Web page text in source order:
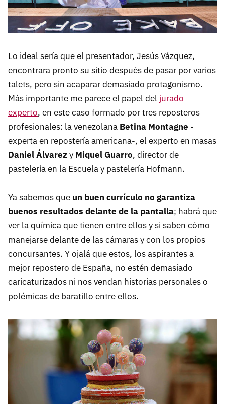
Lo ideal sería que el presentador, Jesús Vázquez,
encontrara pronto su sitio después de pasar por varios
talets, pero sin acaparar demasiado protagonismo.
Más importante me parece el papel del jurado
experto, en este caso formado por tres reposteros
profesionales: la venezolana Betina Montagne -
experta en repostería americana-, el experto en masas
Daniel Álvarezy Miquel Guarro, director de
pastelería en la Escuela y pastelería Hofmann.
Ya sabemos que un buen currículo no garantiza
buenos resultados delante de la pantalla; habrá que
ver la química que tienen entre ellos y si saben cómo
manejarse delante de las cámaras y con los propios
concursantes. Y ojalá que estos, los aspirantes a
mejor repostero de España, no estén demasiado
caricaturizados ni nos vendan historias personales o
polémicas de baratillo entre ellos.